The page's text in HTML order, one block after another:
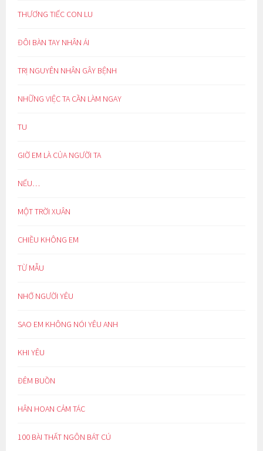
THƯƠNG TIẾC CON LU
ĐÔI BÀN TAY NHÂN ÁI
TRỊ NGUYÊN NHÂN GÂY BỆNH
NHỮNG VIỆC TA CẦN LÀM NGAY
TU
GIỜ EM LÀ CỦA NGƯỜI TA
NẾU…
MỘT TRỜI XUÂN
CHIỀU KHÔNG EM
TỪ MẪU
NHỚ NGƯỜI YÊU
SAO EM KHÔNG NÓI YÊU ANH
KHI YÊU
ĐÊM BUỒN
HÂN HOAN CẢM TÁC
100 BÀI THẤT NGÔN BÁT CÚ